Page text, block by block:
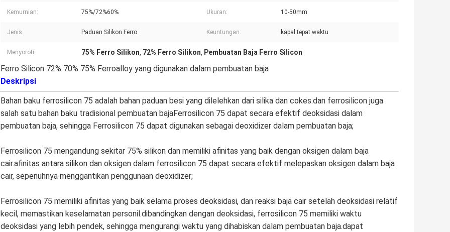
Kemurnian: 75%/72%60% Ukuran: 10-50mm
Jenis: Paduan Silikon Ferro Keuntungan: kapal tepat waktu
Menyoroti: 75% Ferro Silikon, 72% Ferro Silikon, Pembuatan Baja Ferro Silicon
Ferro Silicon 72% 70% 75% Ferroalloy yang digunakan dalam pembuatan baja
Deskripsi
Bahan baku ferrosilicon 75 adalah bahan paduan besi yang dilelehkan dari silika dan cokes.dan ferrosilicon juga
salah satu bahan baku tradisional pembuatan bajaFerrosilicon 75 dapat secara efektif deoksidasi dalam
pembuatan baja, sehingga Ferrosilicon 75 dapat digunakan sebagai deoxidizer dalam pembuatan baja;
Ferrosilicon 75 mengandung sekitar 75% silikon dan memiliki afinitas yang baik dengan oksigen dalam baja
cair.afinitas antara silikon dan oksigen dalam ferrosilicon 75 dapat secara efektif melepaskan oksigen dalam baja
cair, sepenuhnya menggantikan penggunaan deoxidizer;
Ferrosilicon 75 memiliki afinitas yang baik selama proses deoksidasi, dan reaksi baja cair setelah deoksidasi relatif
kecil, memastikan keselamatan personil.dibandingkan dengan deoksidasi, ferrosilicon 75 memiliki waktu
deoksidasi yang lebih pendek, sehingga mengurangi waktu yang dihabiskan dalam pembuatan baja.dapat